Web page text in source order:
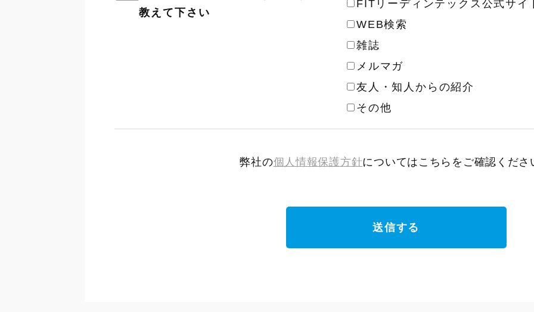
教えて下さい
FITリーディンテックス公式サイ
WEB検索
雑誌
メルマガ
友人・知人からの紹介
その他
弊社の個人情報保護方針についてはこちらをご確認くださ